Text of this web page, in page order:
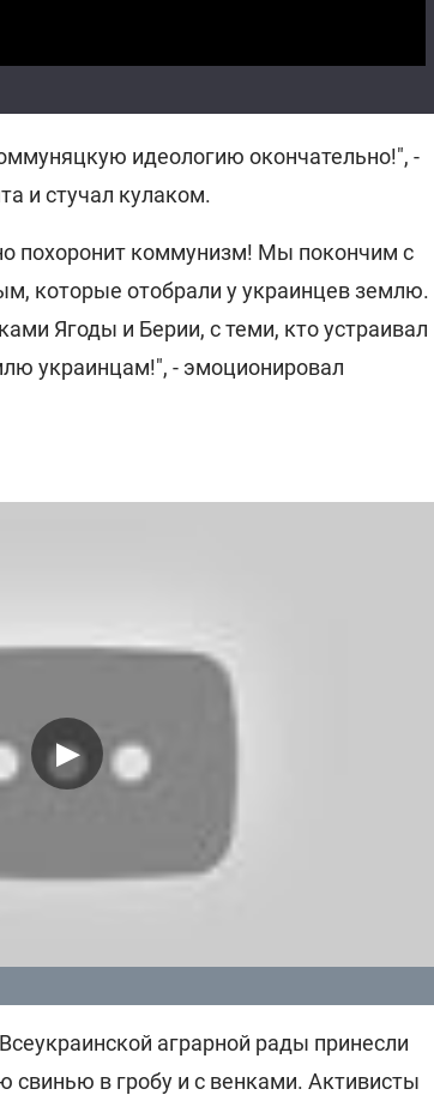
идеологию окончательно!", -
и стучал кулаком.
похоронит коммунизм! Мы покончим с
которые отобрали у украинцев землю.
Ягоды и Берии, с теми, кто устраивал
украинцам!", - эмоционировал
аграрной рады принесли
свинью в гробу и с венками. Активисты